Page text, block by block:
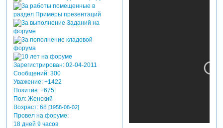
Зарегистрирован: 02-04-2011
Сообщений:300
Уважение: +1422
Позитив: +675
Пол:Женский
Возраст:68 [1958-08-02]
Провел на форуме:
18 дней 9 часов